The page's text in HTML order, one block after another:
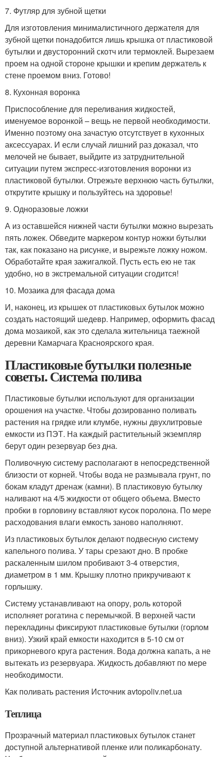
7. Футляр для зубной щетки
Для изготовления минималистичного держателя для
зубной щетки понадобится лишь крышка от пластиковой
бутылки и двусторонний скотч или термоклей. Вырезаем
проем на одной стороне крышки и крепим держатель к
стене проемом вниз. Готово!
8. Кухонная воронка
Приспособление для переливания жидкостей,
именуемое воронкой – вещь не первой необходимости.
Именно поэтому она зачастую отсутствует в кухонных
аксессуарах. И если случай лишний раз доказал, что
мелочей не бывает, выйдите из затруднительной
ситуации путем экспресс-изготовления воронки из
пластиковой бутылки. Отрежьте верхнюю часть бутылки,
открутите крышку и пользуйтесь на здоровье!
9. Одноразовые ложки
А из оставшейся нижней части бутылки можно вырезать
пять ложек. Обведите маркером контур ножки бутылки
так, как показано на рисунке, и вырежьте ложку ножом.
Обработайте края зажигалкой. Пусть есть ею не так
удобно, но в экстремальной ситуации сгодится!
10. Мозаика для фасада дома
И, наконец, из крышек от пластиковых бутылок можно
создать настоящий шедевр. Например, оформить фасад
дома мозаикой, как это сделала жительница таежной
деревни Камарчага Красноярского края.
Пластиковые бутылки полезные
советы. Система полива
Пластиковые бутылки используют для организации
орошения на участке. Чтобы дозированно поливать
растения на грядке или клумбе, нужны двухлитровые
емкости из ПЭТ. На каждый растительный экземпляр
берут один резервуар без дна.
Поливочную систему располагают в непосредственной
близости от корней. Чтобы вода не размывала грунт, по
бокам кладут дренаж (камни). В пластиковую бутылку
наливают на 4/5 жидкости от общего объема. Вместо
пробки в горловину вставляют кусок поролона. По мере
расходования влаги емкость заново наполняют.
Из пластиковых бутылок делают подвесную систему
капельного полива. У тары срезают дно. В пробке
раскаленным шилом пробивают 3-4 отверстия,
диаметром в 1 мм. Крышку плотно прикручивают к
горлышку.
Систему устанавливают на опору, роль которой
исполняет рогатина с перемычкой. В верхней части
перекладины фиксируют пластиковые бутылки (горлом
вниз). Узкий край емкости находится в 5-10 см от
прикорневого круга растения. Вода должна капать, а не
вытекать из резервуара. Жидкость добавляют по мере
необходимости.
Как поливать растения Источник avtopoliv.net.ua
Теплица
Прозрачный материал пластиковых бутылок станет
доступной альтернативой пленке или поликарбонату.